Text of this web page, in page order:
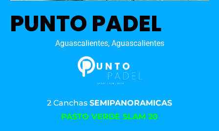
PUNTO PADEL
Aguascalientes, Aguascalientes
2 Canchas SEMIPANORAMICAS
PASTO VERDE SLAM 20